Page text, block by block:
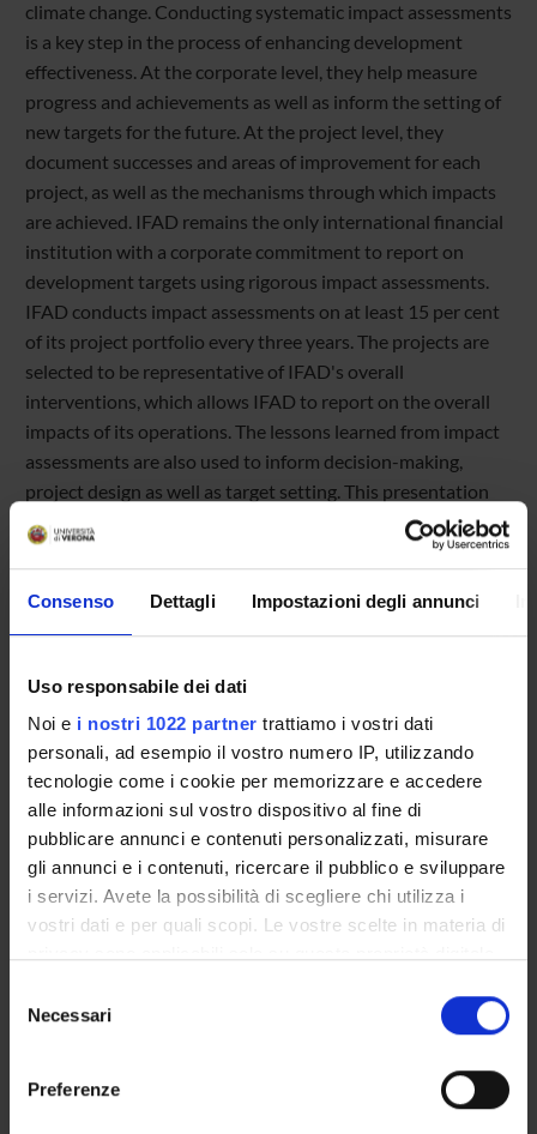
Consenso Dettagli Impostazioni degli annunci
Uso responsabile dei dati
Noi e i nostri 1022 partner trattiamo i vostri dati
personali, ad esempio il vostro numero IP, utilizzando
tecnologie come i cookie per memorizzare e accedere
alle informazioni sul vostro dispositivo al fine di
pubblicare annunci e contenuti personalizzati, misurare
gli annunci e i contenuti, ricercare il pubblico e sviluppare
i servizi. Avete la possibilità di scegliere chi utilizza i
vostri dati e per quali scopi. Le vostre scelte in materia di
modificare o revocare il proprio consenso in qualsiasi
momento dalla Dichiarazione sui cookie o facendo clic
delNecessari
Preferenze
climate change. Conducting systematic impact assessments
is a key step in the process of enhancing development
effectiveness. At the corporate level, they help measure
progress and achievements as well as inform the setting of
new targets for the future. At the project level, they
document successes and areas of improvement for each
project, as well as the mechanisms through which impacts
are achieved. IFAD remains the only international financial
institution with a corporate commitment to report on
development targets using rigorous impact assessments.
IFAD conducts impact assessments on at least 15 per cent
of its project portfolio every three years. The projects are
selected to be representative of IFAD's overall
interventions, which allows IFAD to report on the overall
impacts of its operations. The lessons learned from impact
assessments are also used to inform decision-making,
project design as well as target setting. This presentation
will summarize IFAD’s methodology used to go from
project-level impact assessments to corporate level
objectives. It will also present the results of IFAD11 IAs,
summarizing corporate level impacts of all IFAD projects
Referente
Martina Menon
Data pubblicazione
4 giugno 2024